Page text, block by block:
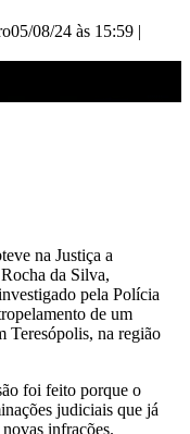
05/08/24 às 15:59 |
na Justiça a
da Silva,
pela Polícia
de um
Teresópolis, na região
foi feito porque o
judiciais que já
infrações.